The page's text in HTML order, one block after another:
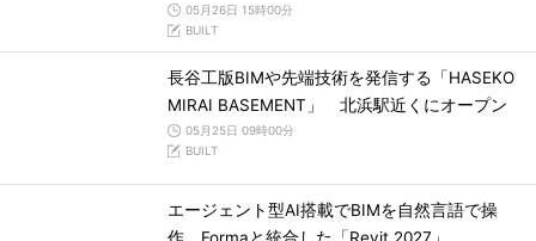
05月26日 15時00分
BUILT
長谷工版BIMや先端技術を発信する「HASEKO
MIRAI BASEMENT」 北浜駅近くにオープン
05月25日 09時00分
BUILT
エージェント型AI搭載でBIMを自然言語で操